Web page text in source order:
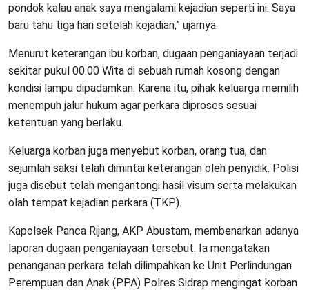
pondok kalau anak saya mengalami kejadian seperti ini. Saya
baru tahu tiga hari setelah kejadian,” ujarnya.
Menurut keterangan ibu korban, dugaan penganiayaan terjadi
sekitar pukul 00.00 Wita di sebuah rumah kosong dengan
kondisi lampu dipadamkan. Karena itu, pihak keluarga memilih
menempuh jalur hukum agar perkara diproses sesuai
ketentuan yang berlaku.
Keluarga korban juga menyebut korban, orang tua, dan
sejumlah saksi telah dimintai keterangan oleh penyidik. Polisi
juga disebut telah mengantongi hasil visum serta melakukan
olah tempat kejadian perkara (TKP).
Kapolsek Panca Rijang, AKP Abustam, membenarkan adanya
laporan dugaan penganiayaan tersebut. Ia mengatakan
penanganan perkara telah dilimpahkan ke Unit Perlindungan
Perempuan dan Anak (PPA) Polres Sidrap mengingat korban